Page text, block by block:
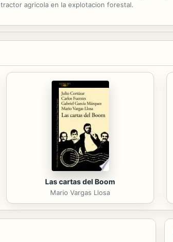
agricola en la explotacion forestal.
Las cartas del Boom
Mario Vargas Llosa